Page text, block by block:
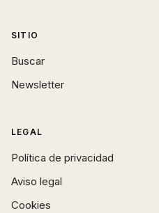
SITIO
Buscar
Newsletter
LEGAL
Política de privacidad
Aviso legal
Cookies